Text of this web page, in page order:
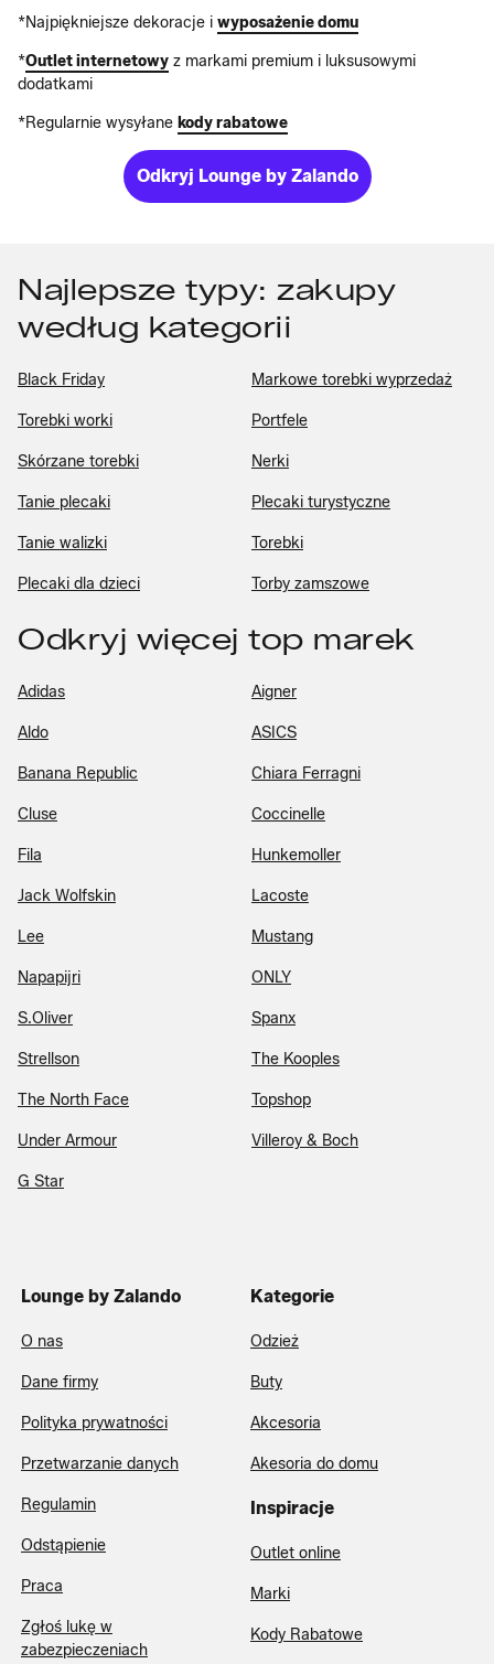
*Najpiękniejsze dekoracje i wyposażenie domu
*Outlet internetowy z markami premium i luksusowymi
dodatkami
*Regularnie wysyłane kody rabatowe
Odkryj Lounge by Zalando
Najlepsze typy: zakupy
według kategorii
Black Friday Markowe torebki wyprzedaż
Torebki worki Portfele
Skórzane torebki Nerki
Tanie plecaki Plecaki turystyczne
Tanie walizki Torebki
Plecaki dla dzieci Torby zamszowe
Odkryj więcej top marek
Adidas Aigner
Aldo ASICS
Banana Republic Chiara Ferragni
Cluse Coccinelle
Fila Hunkemoller
Jack Wolfskin Lacoste
Lee Mustang
Napapijri ONLY
S.Oliver Spanx
Strellson The Kooples
The North Face Topshop
Under Armour Villeroy & Boch
G Star
Lounge by Zalando
O nas
Dane firmy
Polityka prywatności
Przetwarzanie danych
Regulamin
Odstąpienie
Praca
Zgłoś lukę w
zabezpieczeniach
Kategorie
Odzież
Buty
Akcesoria
Akesoria do domu
Inspiracje
Outlet online
Marki
Kody Rabatowe